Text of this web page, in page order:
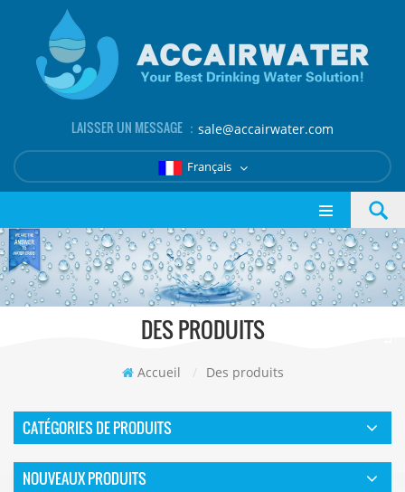
LAISSER UN MESSAGE ： sale@accairwater.com
Français
DES PRODUITS
Accueil / Des produits
CATÉGORIES DE PRODUITS
NOUVEAUX PRODUITS